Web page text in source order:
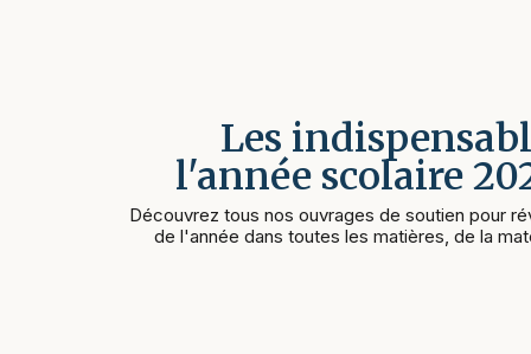
Les
l'année scolaire
Découvrez tous nos ouvrages de soutien pour
de l'année dans toutes les matières, de la